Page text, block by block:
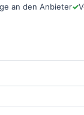
an den Anbieter✓